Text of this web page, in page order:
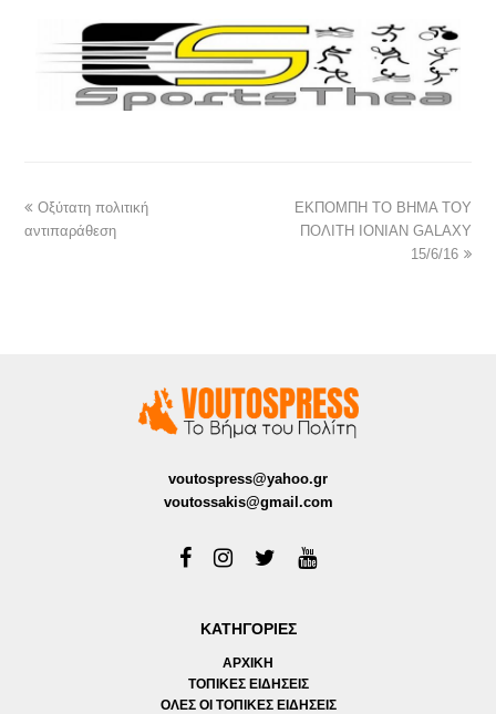
Οξύτατη πολιτική
αντιπαράθεση
ΕΚΠΟΜΠΗ ΤΟ ΒΗΜΑ ΤΟΥ
ΠΟΛΙΤΗ IONIAN GALAXY
15/6/16
voutospress@yahoo.gr
voutossakis@gmail.com
ΚΑΤΗΓΟΡΙΕΣ
ΑΡΧΙΚΗ
ΤΟΠΙΚΕΣ ΕΙΔΗΣΕΙΣ
ΟΛΕΣ ΟΙ ΤΟΠΙΚΕΣ ΕΙΔΗΣΕΙΣ